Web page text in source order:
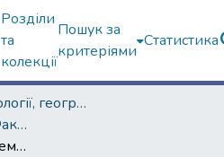
Розділи
та
колекції
Пошук за
критеріями
Статистика
Факультет геології, географіії, рекреації і туризму
Навчальні видання. Факультет геології, географіії, рекреації і туризму
Региональные проблемы устойчивого развития: учебное пособие для самостоятельной работы студентов, обучающихся по направлению «География», специальность «Экономическая и социальная география»